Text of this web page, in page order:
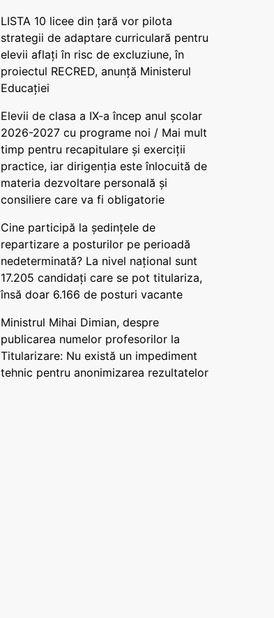
LISTA 10 licee din țară vor pilota
strategii de adaptare curriculară pentru
elevii aflați în risc de excluziune, în
proiectul RECRED, anunță Ministerul
Educației
Elevii de clasa a IX-a încep anul școlar
2026-2027 cu programe noi / Mai mult
timp pentru recapitulare și exerciții
practice, iar dirigenția este înlocuită de
materia dezvoltare personală și
consiliere care va fi obligatorie
Cine participă la ședințele de
repartizare a posturilor pe perioadă
nedeterminată? La nivel național sunt
17.205 candidați care se pot titulariza,
însă doar 6.166 de posturi vacante
Ministrul Mihai Dimian, despre
publicarea numelor profesorilor la
Titularizare: Nu există un impediment
tehnic pentru anonimizarea rezultatelor